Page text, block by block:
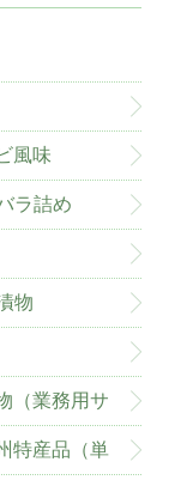
風味
ラ詰め
物
（業務用サ
特産品（単